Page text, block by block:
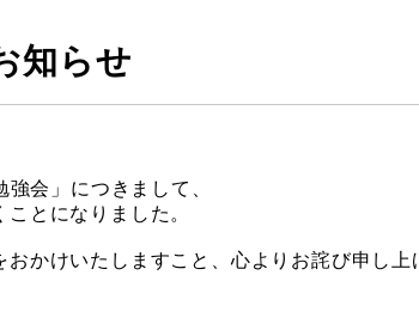
知らせ
会」につきまして、
とになりました。
かけいたしますこと、心よりお詫び申し上